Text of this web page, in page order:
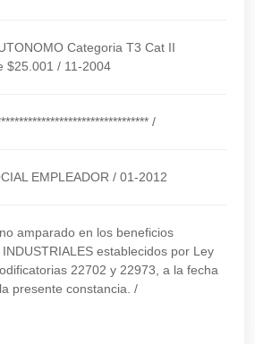
Categoria T3 Cat II
$25.001 / 11-2004
/
EMPLEADOR / 01-2012
amparado en los beneficios
establecidos por Ley
22702 y 22973, a la fecha
presente constancia. /